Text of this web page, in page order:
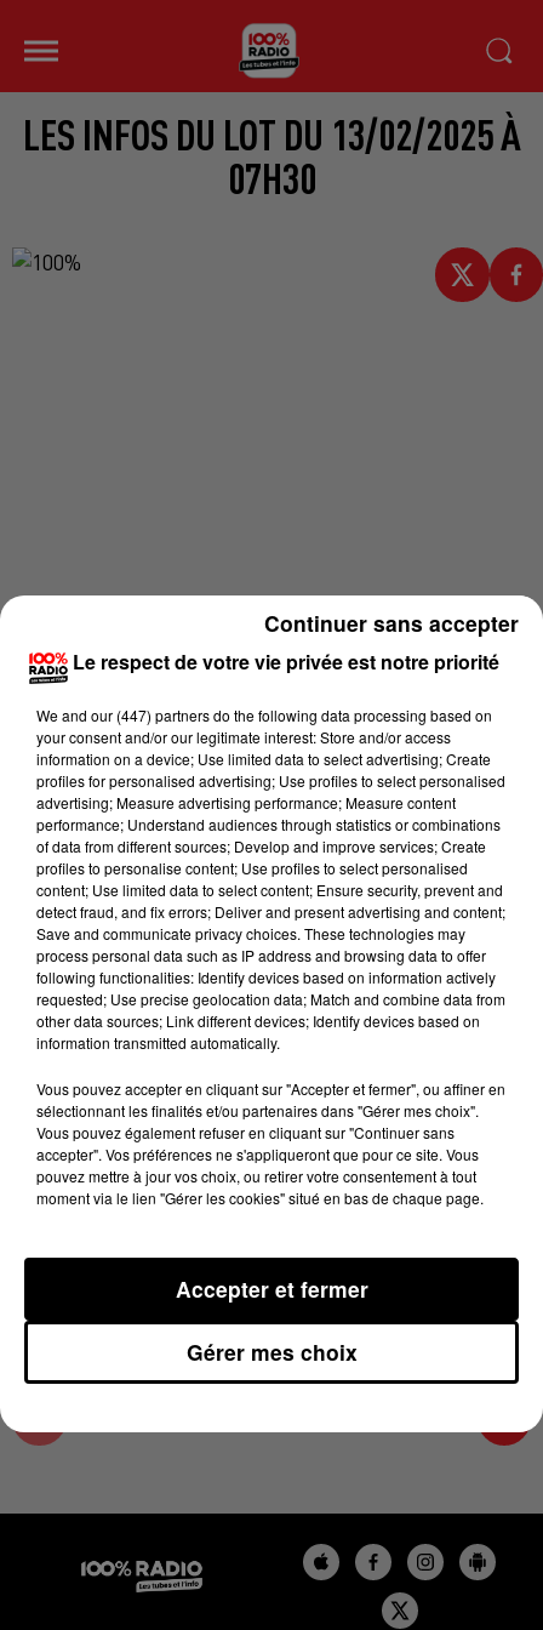
LES INFOS DU LOT DU 13/02/2025 À
07H30
Lecture (4 min 16 sec)
100%
100% Radio les infos du Lot
13 février 2025 - 4 min 16 sec
LES INFOS DU LOT DU 13/02/2025 À 07H30
13/02/2025
Le respect de votre vie privée est notre priorité
We and our (447) partnersdo the following data processing based on
your consent and/or our legitimate interest: Store and/or access
information on a device; Use limited data to select advertising; Create
profiles for personalised advertising; Use profiles to select personalised
advertising; Measure advertising performance; Measure content
performance; Understand audiences through statistics or combinations
of data from different sources; Develop and improve services; Create
profiles to personalise content; Use profiles to select personalised
content; Use limited data to select content; Ensure security, prevent and
detect fraud, and fix errors; Deliver and present advertising and content;
Save and communicate privacy choices. These technologies may
process personal data such as IP address and browsing data to offer
following functionalities: Identify devices based on information actively
requested; Use precise geolocation data; Match and combine data from
other data sources; Link different devices; Identify devices based on
information transmitted automatically.
Vous pouvez accepter en cliquant sur "Accepter et fermer", ou affiner en
sélectionnant les finalités et/ou partenaires dans "Gérer mes choix".
Vous pouvez également refuser en cliquant sur "Continuer sans
accepter". Vos préférences ne s'appliqueront que pour ce site. Vous
pouvez mettre à jour vos choix, ou retirer votre consentement à tout
moment via le lien "Gérer les cookies" situé en bas de chaque page.
Gérer mes choix
Accepter et fermer
Continuer sans accepter